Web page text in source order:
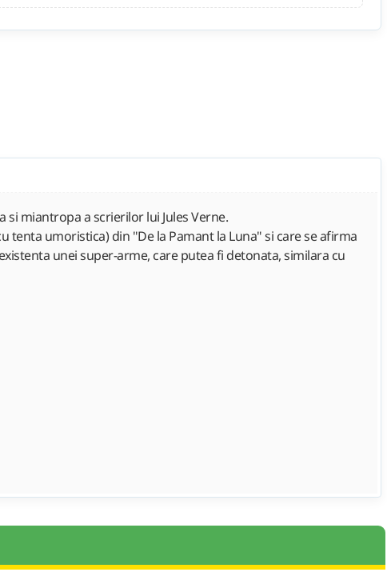
miantropa a scrierilor lui Jules Verne.
umoristica) din "De la Pamant la Luna" si care se afirma
unei super-arme, care putea fi detonata, similara cu